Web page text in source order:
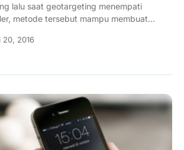
lalu saat geotargeting menempati
metode tersebut mampu membuat
20, 2016